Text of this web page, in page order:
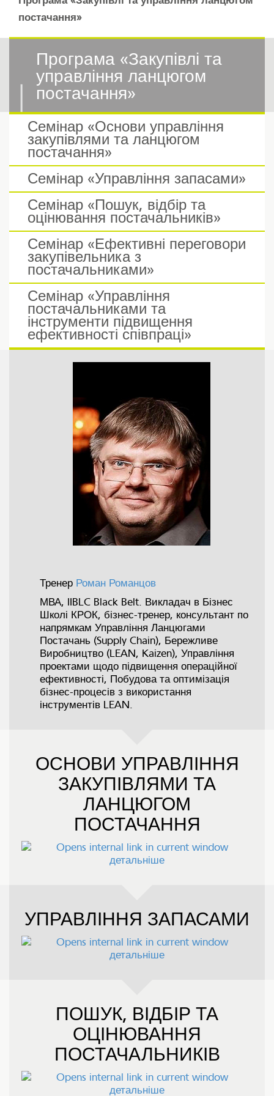
постачання»
Програма «Закупівлі та
управління ланцюгом
постачання»
Семінар «Основи управління
закупівлями та ланцюгом
постачання»
Семінар «Управління запасами»
Семінар «Пошук, відбір та
оцінювання постачальників»
Семінар «Ефективні переговори
закупівельника з
постачальниками»
Семінар «Управління
постачальниками та
інструменти підвищення
ефективності співпраці»
Тренер Роман Романцов
МВА, IIBLC Black Belt. Викладач в Бізнес
Школі КРОК, бізнес-тренер, консультант по
напрямкам Управління Ланцюгами
Постачань (Supply Chain), Бережливе
Виробництво (LEAN, Kaizen), Управління
проектами щодо підвищення операційної
ефективності, Побудова та оптимізація
бізнес-процесів з використання
інструментів LEAN.
ОСНОВИ УПРАВЛІННЯ
ЗАКУПІВЛЯМИ ТА
ЛАНЦЮГОМ
ПОСТАЧАННЯ
детальніше
УПРАВЛІННЯ ЗАПАСАМИ
детальніше
ПОШУК, ВІДБІР ТА
ОЦІНЮВАННЯ
ПОСТАЧАЛЬНИКІВ
детальніше